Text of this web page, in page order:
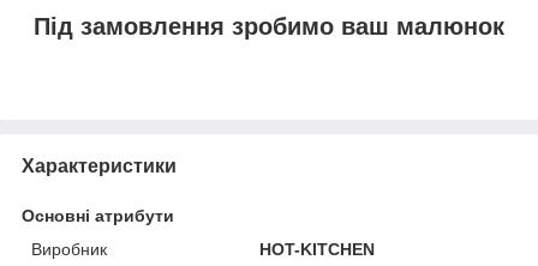
Під замовлення зробимо ваш малюнок
Характеристики
Основні атрибути
Виробник
HOT-KITCHEN